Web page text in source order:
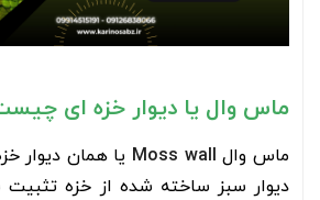
ماس وال یا دیوار خزه ای
ماس وال Moss wall یا همان دیوار
دیوار سبز ساخته شده از خزه